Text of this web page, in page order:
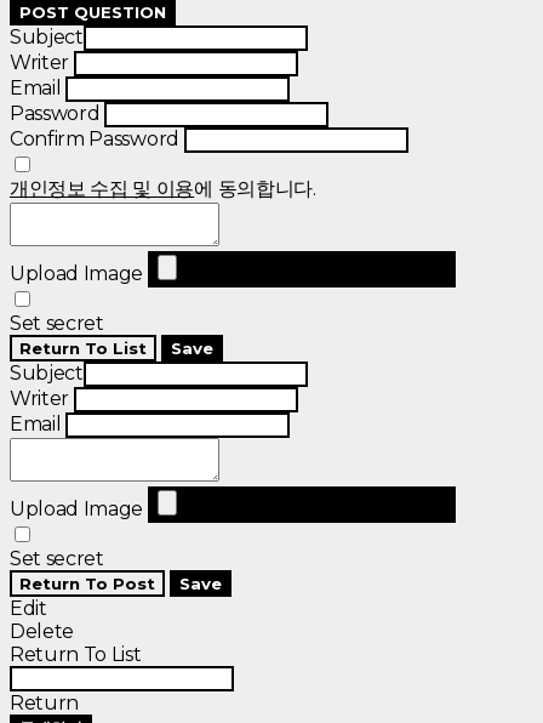
POST QUESTION
Subject
Writer
Email
Password
Confirm Password
개인정보 수집 및 이용에 동의합니다.
Upload Image
Set secret
Return To List Save
Subject
Writer
Email
Upload Image
Set secret
Return To Post Save
Edit
Delete
Return To List
Return